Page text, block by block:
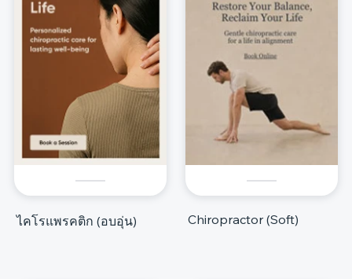
ไคโรแพรคติก (อบอุ่น) Chiropractor (Soft)